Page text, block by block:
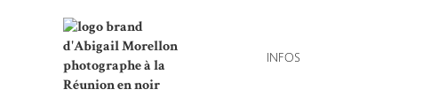
INFOS